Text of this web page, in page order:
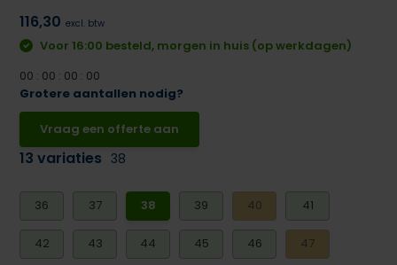
116,30 excl. btw
Voor 16:00 besteld, morgen in huis (op werkdagen)
00 : 00 : 00 : 00
Grotere aantallen nodig?
Vraag een offerte aan
13 variaties 38
36 37 38 39 40 41
42 43 44 45 46 47